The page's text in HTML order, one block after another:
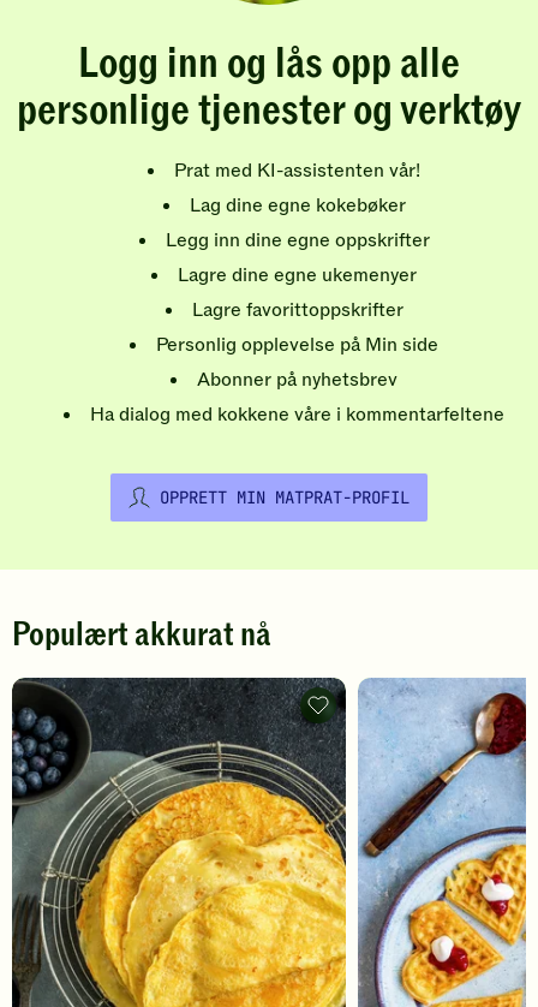
Logg inn og lås opp alle
personlige tjenester og verktøy
Prat med KI-assistenten vår!
Lag dine egne kokebøker
Legg inn dine egne oppskrifter
Lagre dine egne ukemenyer
Lagre favorittoppskrifter
Personlig opplevelse på Min side
Abonner på nyhetsbrev
Ha dialog med kokkene våre i kommentarfeltene
OPPRETT MIN MATPRAT-PROFIL
Populært akkurat nå
Pannekaker
-
legg
til
favoritter